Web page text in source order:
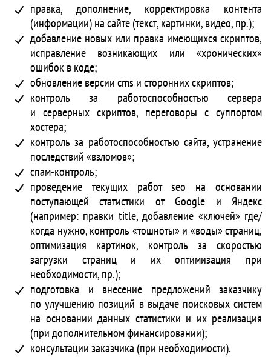
правка, дополнение, корректировка контента
(информации) на сайте (текст, картинки, видео, пр.);
добавление новых или правка имеющихся скриптов,
исправление возникающих или «хронических»
ошибок в коде;
обновление версии cms и сторонних скриптов;
контроль за работоспособностью сервера
и серверных скриптов, переговоры с суппортом
хостера;
контроль за работоспособностью сайта, устранение
последствий «взломов»;
спам-контроль;
проведение текущих работ seo на основании
поступающей статистики от Google и Яндекс
(например: правки title, добавление «ключей» где/
когда нужно, контроль «тошноты» и «воды» страниц,
оптимизация картинок, контроль за скоростью
загрузки страниц и их оптимизация при
необходимости, пр.);
подготовка и внесение предложений заказчику
по улучшению позиций в выдаче поисковых систем
на основании данных статистики и их реализация
(при дополнительном финансировании);
консультации заказчика (при необходимости).